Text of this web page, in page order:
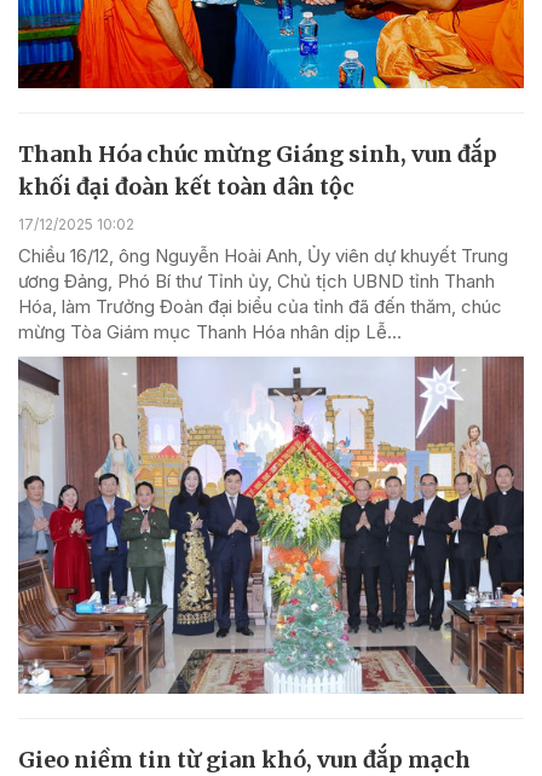
Thanh Hóa chúc mừng Giáng sinh, vun đắp
khối đại đoàn kết toàn dân tộc
17/12/2025 10:02
Chiều 16/12, ông Nguyễn Hoài Anh, Ủy viên dự khuyết Trung
ương Đảng, Phó Bí thư Tỉnh ủy, Chủ tịch UBND tỉnh Thanh
Hóa, làm Trưởng Đoàn đại biểu của tỉnh đã đến thăm, chúc
mừng Tòa Giám mục Thanh Hóa nhân dịp Lễ...
Gieo niềm tin từ gian khó, vun đắp mạch